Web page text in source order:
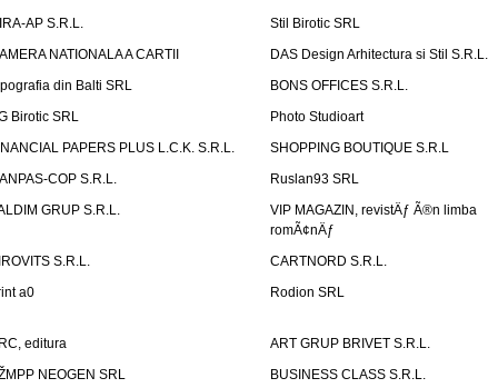
AP S.R.L.
Stil Birotic SRL
NATIONALA A CARTII
DAS Design Arhitectura si Stil S.R.L.
din Balti SRL
BONS OFFICES S.R.L.
Birotic SRL
Photo Studioart
PAPERS PLUS L.C.K. S.R.L.
SHOPPING BOUTIQUE S.R.L
COP S.R.L.
Ruslan93 SRL
GRUP S.R.L.
VIP MAGAZIN, revistÄƒ Ã®n limba
romÃ¢nÄƒ
S.R.L.
CARTNORD S.R.L.
a0
Rodion SRL
editura
ART GRUP BRIVET S.R.L.
NEOGEN SRL
BUSINESS CLASS S.R.L.